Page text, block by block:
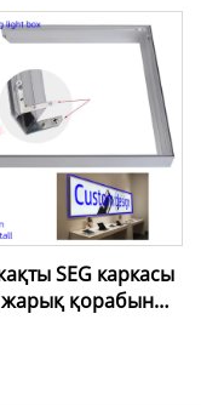
SEG каркасы
қорабының